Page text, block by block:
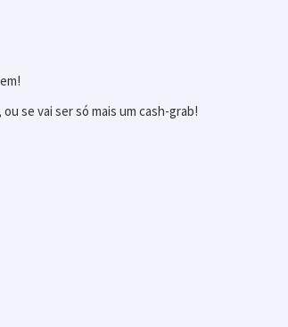
se vai ser só mais um cash-grab!